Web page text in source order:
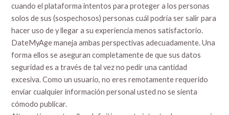
cuando el plataforma intentos para proteger a los personas
solos de sus (sospechosos) personas cuál podría ser salir para
hacer uso de y llegar a su experiencia menos satisfactorio.
DateMyAge maneja ambas perspectivas adecuadamente. Una
forma ellos se aseguran completamente de que sus datos
seguridad es a través de tal vez no pedir una cantidad
excesiva. Como un usuario, no eres remotamente requerido
enviar cualquier información personal usted no se sienta
cómodo publicar.